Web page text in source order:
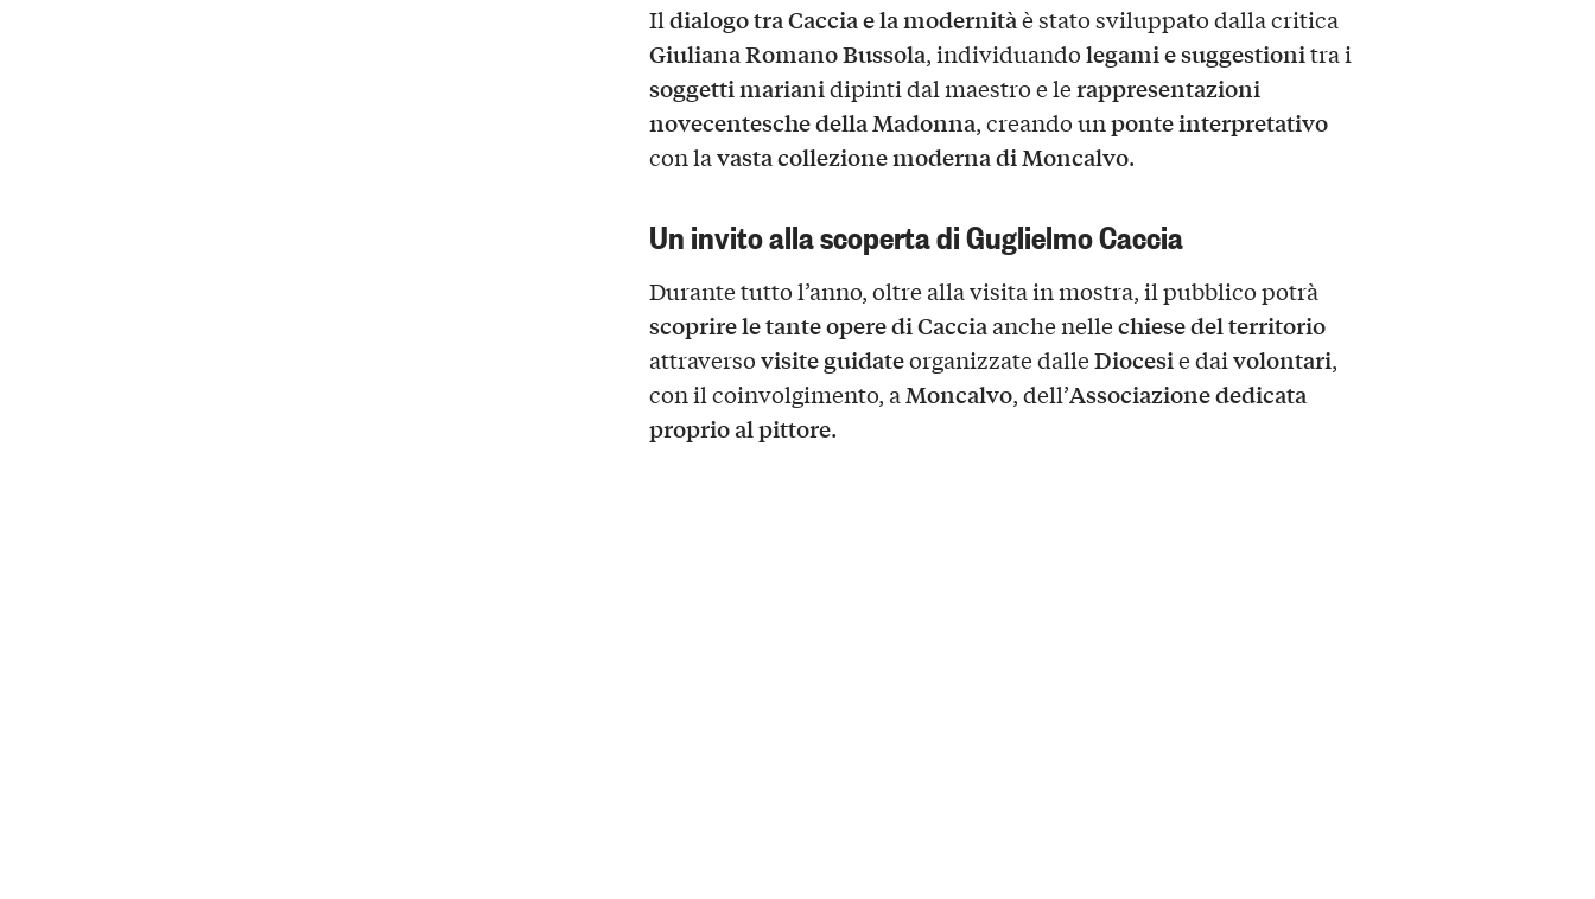
Ildialogo tra Caccia e la modernitàè stato sviluppato dalla critica
Giuliana Romano Bussola, individuandolegami e suggestionitra i
soggetti marianidipinti dal maestro e lerappresentazioni
novecentesche della Madonna, creando unponte interpretativo
con lavasta collezione moderna di Moncalvo.
Un invito alla scoperta di Guglielmo Caccia
Durante tutto l’anno, oltre alla visita in mostra, il pubblico potrà
scoprire le tante opere di Cacciaanche nellechiese del territorio
attraversovisite guidateorganizzate dalleDiocesie daivolontari,
con il coinvolgimento, aMoncalvo, dell’Associazione dedicata
proprio al pittore.